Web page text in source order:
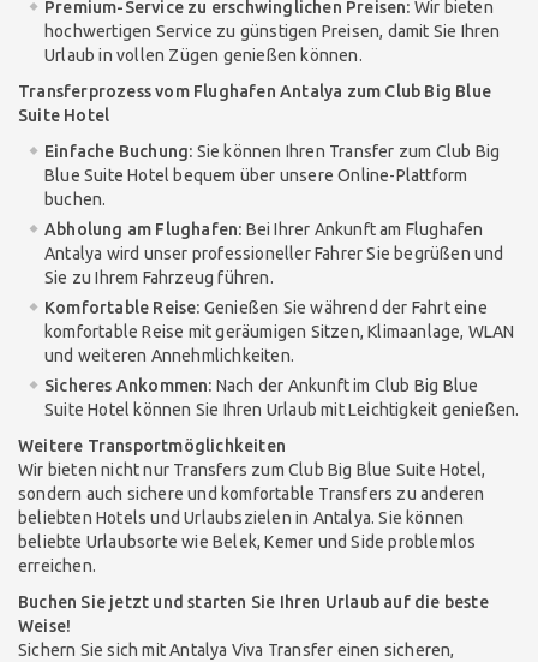
Premium-Service zu erschwinglichen Preisen: Wir bieten
hochwertigen Service zu günstigen Preisen, damit Sie Ihren
Urlaub in vollen Zügen genießen können.
Transferprozess vom Flughafen Antalya zum Club Big Blue
Suite Hotel
Einfache Buchung: Sie können Ihren Transfer zum Club Big
Blue Suite Hotel bequem über unsere Online-Plattform
buchen.
Abholung am Flughafen: Bei Ihrer Ankunft am Flughafen
Antalya wird unser professioneller Fahrer Sie begrüßen und
Sie zu Ihrem Fahrzeug führen.
Komfortable Reise: Genießen Sie während der Fahrt eine
komfortable Reise mit geräumigen Sitzen, Klimaanlage, WLAN
und weiteren Annehmlichkeiten.
Sicheres Ankommen: Nach der Ankunft im Club Big Blue
Suite Hotel können Sie Ihren Urlaub mit Leichtigkeit genießen.
Weitere Transportmöglichkeiten
Wir bieten nicht nur Transfers zum Club Big Blue Suite Hotel,
sondern auch sichere und komfortable Transfers zu anderen
beliebten Hotels und Urlaubszielen in Antalya. Sie können
beliebte Urlaubsorte wie Belek, Kemer und Side problemlos
erreichen.
Buchen Sie jetzt und starten Sie Ihren Urlaub auf die beste
Weise!
Sichern Sie sich mit Antalya Viva Transfer einen sicheren,